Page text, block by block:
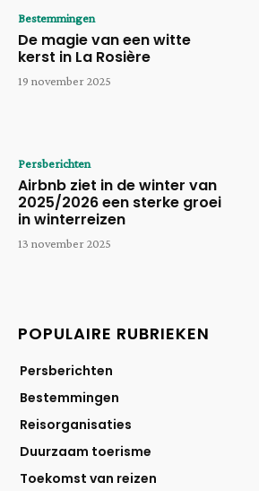
Bestemmingen
De magie van een witte
kerst in La Rosière
19 november 2025
Persberichten
Airbnb ziet in de winter van
2025/2026 een sterke groei
in winterreizen
13 november 2025
POPULAIRE RUBRIEKEN
Persberichten
Bestemmingen
Reisorganisaties
Duurzaam toerisme
Toekomst van reizen